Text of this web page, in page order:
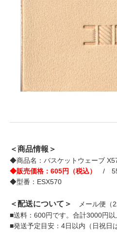
＜商品情報＞
◆商品名：バスケットウェーブ
◆販売価格：605円（税込）
/
◆型番：ESX570
＜配送について＞
メール便（
■送料：600円です。合計3000円以
■発送予定目安：4日以内（日祝日